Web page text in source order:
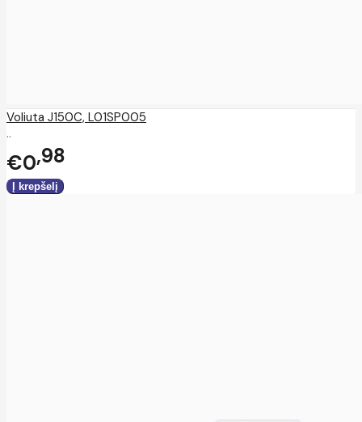
Voliuta J150C, L01SP005
..
€0 98